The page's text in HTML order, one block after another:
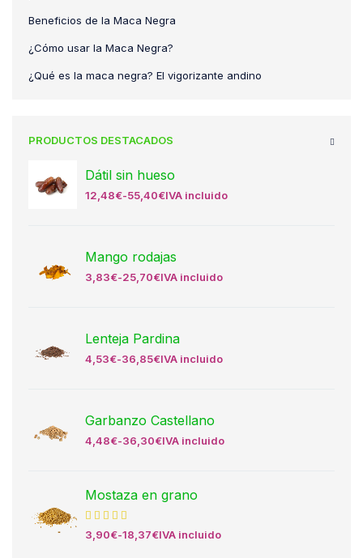
Beneficios de la Maca Negra
¿Cómo usar la Maca Negra?
¿Qué es la maca negra? El vigorizante andino
PRODUCTOS DESTACADOS
Dátil sin hueso
12,48€-55,40€IVA incluido
Mango rodajas
3,83€-25,70€IVA incluido
Lenteja Pardina
4,53€-36,85€IVA incluido
Garbanzo Castellano
4,48€-36,30€IVA incluido
Mostaza en grano
3,90€-18,37€IVA incluido